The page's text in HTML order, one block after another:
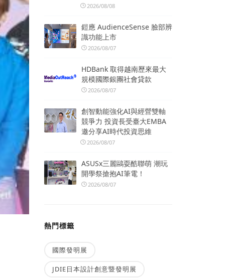
2026/08/08
鎧應 AudienceSense 臉部辨
識功能上市
2026/08/07
HDBank 取得越南歷來最大
規模國際銀團社會貸款
2026/08/07
創智動能強化AI與經營雙軸
競爭力 投資長受臺大EMBA
邀分享AI時代投資思維
2026/08/07
ASUSx三麗鷗耍酷聯萌 潮玩
開學祭搶抱AI筆電！
2026/08/07
熱門標籤
國際發明展
JDIE日本設計創意暨發明展